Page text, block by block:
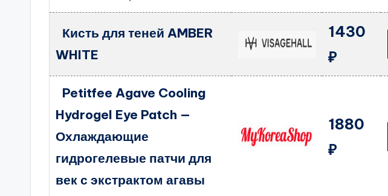
Кисть для теней AMBER
WHITE
1430
₽
Petitfee Agave Cooling
Hydrogel Eye Patch —
Охлаждающие
гидрогелевые патчи для
век с экстрактом агавы
1880
₽